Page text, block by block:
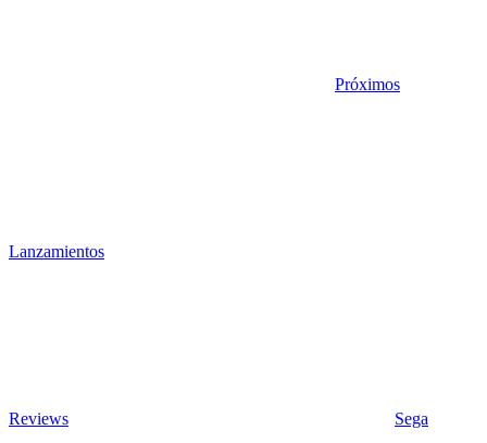
Próximos
Lanzamientos
Reviews Sega